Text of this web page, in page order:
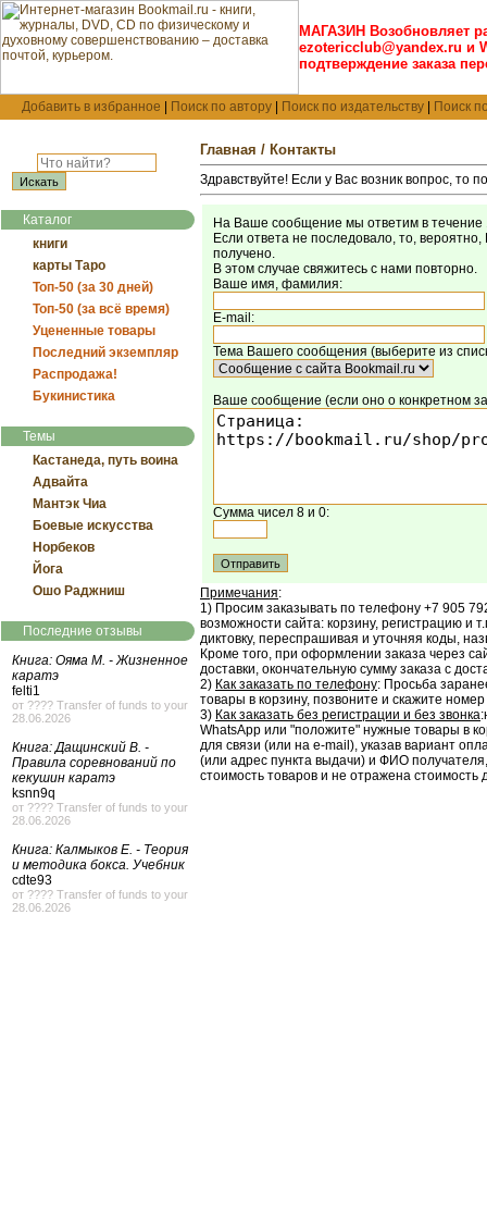
МАГАЗИН Возобновляет
ezotericclub@yandex.ru и
подтверждение заказа
Добавить в избранное Поиск по автору Поиск по издательству Поиск
Каталог
книги
карты Таро
Топ-50 (за 30 дней)
Топ-50 (за всё время)
Уцененные товары
Последний экземпляр
Распродажа!
Букинистика
Темы
Кастанеда, путь воина
Адвайта
Мантэк Чиа
Боевые искусства
Норбеков
Йога
Ошо Раджниш
Последние отзывы
Книга: Ояма М. - Жизненное
каратэ
felti1
от ???? Transfer of funds to your
28.06.2026
Книга: Дащинский В. -
Правила соревнований по
кекушин каратэ
ksnn9q
от ???? Transfer of funds to your
28.06.2026
Книга: Калмыков Е. - Теория
и методика бокса. Учебник
cdte93
от ???? Transfer of funds to your
28.06.2026
Главная / Контакты
Здравствуйте! Если у Вас возник вопрос, то
На Ваше сообщение мы ответим в течение
Если ответа не последовало, то,
получено.
В этом случае свяжитесь с нами повторно.
Ваше имя, фамилия:
E-mail:
Тема Вашего сообщения (выберите из
Ваше сообщение (если оно о конкретном
Сумма чисел 8 и 0:
Примечания:
1) Просим заказывать по телефону +7 905
возможности сайта: корзину, регистрацию и
диктовку, переспрашивая и уточняя коды,
Кроме того, при оформлении заказа через
доставки, окончательную сумму заказа с
2) Как заказать по телефону: Просьба
товары в корзину, позвоните и скажите
3) Как заказать без регистрации и без звонка
WhatsApp или "положите" нужные товары в
для связи (или на e-mail), указав вариант
(или адрес пункта выдачи) и ФИО
стоимость товаров и не отражена стоимость